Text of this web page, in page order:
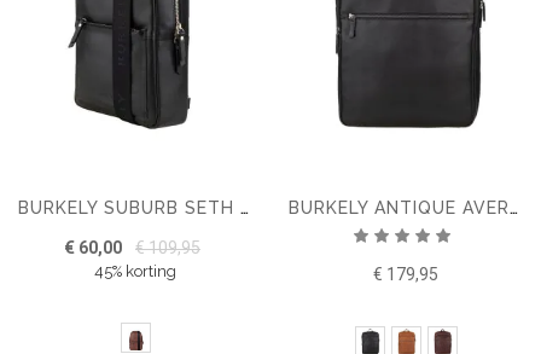
BURKELY SUBURB SETH 9.7" CHESTPACK
€ 60,00 € 109,95
45% korting
BURKELY ANTIQUE AVERY 15.6'' RUGTAS
Waardering:
€ 179,95